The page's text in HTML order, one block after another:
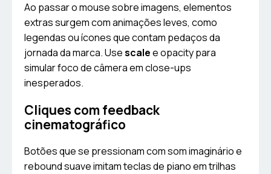
Ao passar o mouse sobre imagens, elementos
extras surgem com animações leves, como
legendas ou ícones que contam pedaços da
jornada da marca. Usescalee opacity para
simular foco de câmera em close-ups
inesperados.
Cliques com feedback
cinematográfico
Botões que se pressionam com som imaginário e
rebound suave imitam teclas de piano em trilhas